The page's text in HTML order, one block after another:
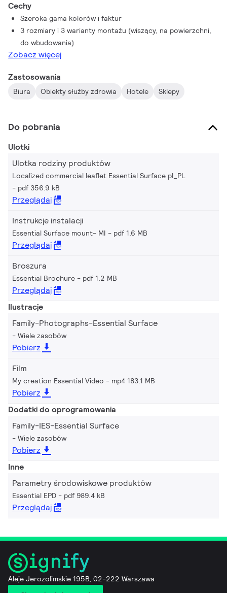
chcą przyczynić się do wypracowania gospodarki o obiegu
zamkniętym. Wybierz rozwiązanie oświetleniowe, które nie tylko
jest ekologiczne, ale też zachwyca stylem i imponuje
wydajnością oraz funkcjonalnością.
Cechy
Szeroka gama kolorów i faktur
3 rozmiary i 3 warianty montażu (wiszący, na powierzchni,
do wbudowania)
Zobacz więcej
Zastosowania
Biura Obiekty służby zdrowia Hotele Sklepy
Do pobrania
Ulotki
Ulotka rodziny produktów
Localized commercial leaflet Essential Surface pl_PL
pdf 356.9 kB
Przeglądaj
Instrukcje instalacji
Essential Surface mount- MI pdf 1.6 MB
Przeglądaj
Broszura
Essential Brochure pdf 1.2 MB
Przeglądaj
Ilustracje
Family-Photographs-Essential Surface
Wiele zasobów
Pobierz
Film
My creation Essential Video mp4 183.1 MB
Pobierz
Dodatki do oprogramowania
Family-IES-Essential Surface
Wiele zasobów
Pobierz
Inne
Parametry środowiskowe produktów
Essential EPD pdf 989.4 kB
Przeglądaj
Aleje Jerozolimskie 195B, 02-222 Warszawa